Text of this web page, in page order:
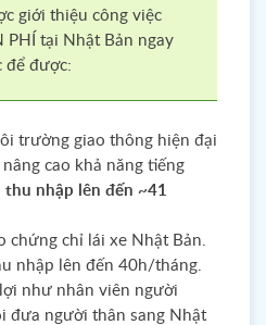
giới thiệu công việc
PHÍ tại Nhật Bản ngay
để được:
trường giao thông hiện đại
cao khả năng tiếng
thu nhập lên đến ~41
chứng chỉ lái xe Nhật Bản.
nhập lên đến 40h/tháng.
như nhân viên người
đưa người thân sang Nhật